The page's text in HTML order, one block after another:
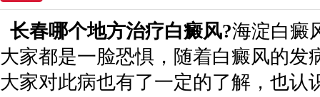
长春哪个地方治疗白癜风?海淀白癜
大家都是一脸恐惧，随着白癜风的发
大家对此病也有了一定的了解，也认